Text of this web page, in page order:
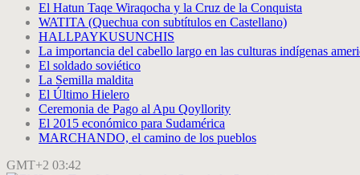
El Hatun Taqe Wiraqocha y la Cruz de la Conquista
WATITA (Quechua con subtítulos en Castellano)
HALLPAYKUSUNCHIS
La importancia del cabello largo en las culturas indígenas
El soldado soviético
La Semilla maldita
El Último Hielero
Ceremonia de Pago al Apu Qoyllority
El 2015 económico para Sudamérica
MARCHANDO, el camino de los pueblos
GMT+2 03:42